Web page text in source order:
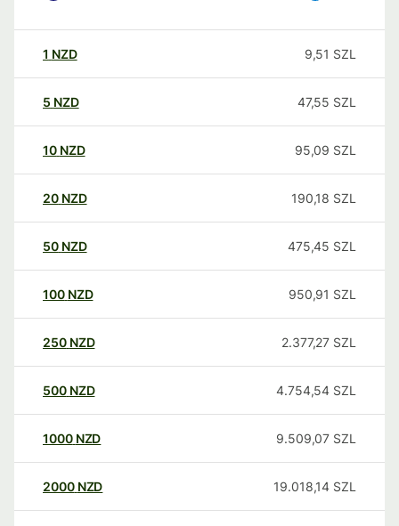
1 NZD 9,51 SZL
5 NZD 47,55 SZL
10 NZD 95,09 SZL
20 NZD 190,18 SZL
50 NZD 475,45 SZL
100 NZD 950,91 SZL
250 NZD 2.377,27 SZL
500 NZD 4.754,54 SZL
1000 NZD 9.509,07 SZL
2000 NZD 19.018,14 SZL